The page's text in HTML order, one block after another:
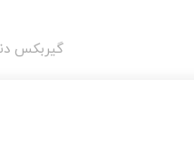
گیربكس